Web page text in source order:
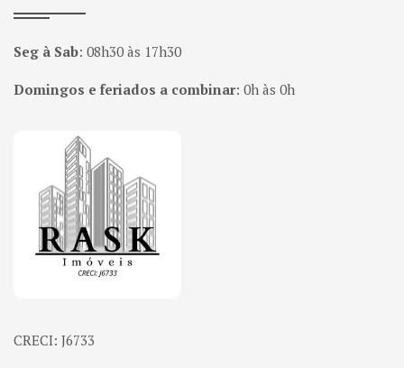
Seg à Sab: 08h30 às 17h30
Domingos e feriados a combinar: 0h às 0h
Página inicial
CRECI: J6733